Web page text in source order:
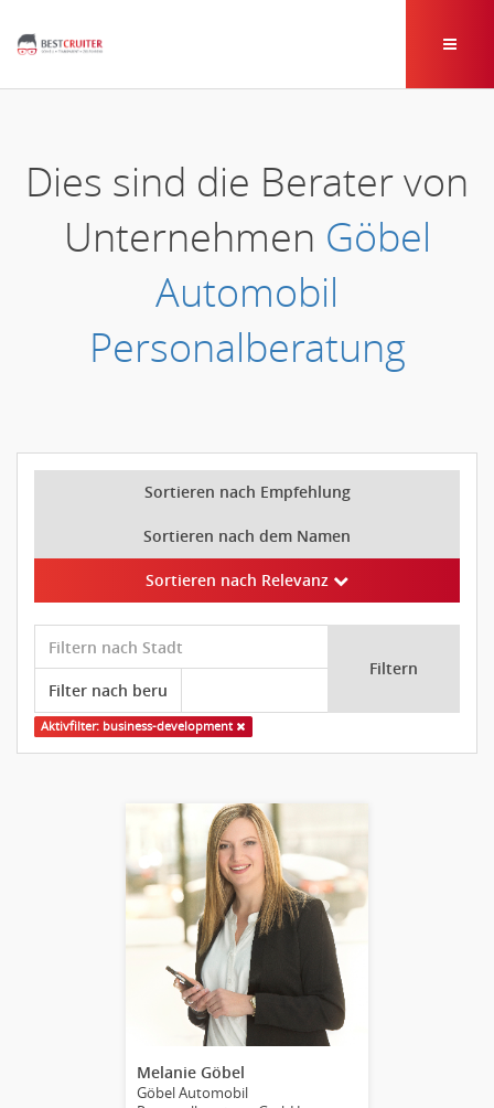
Dies sind die Berater von
Unternehmen Göbel
Automobil
Personalberatung
Sortieren nach Empfehlung
Sortieren nach dem Namen
Sortieren nach Relevanz
Filtern
Aktivfilter: business-development
Melanie Göbel
Göbel Automobil